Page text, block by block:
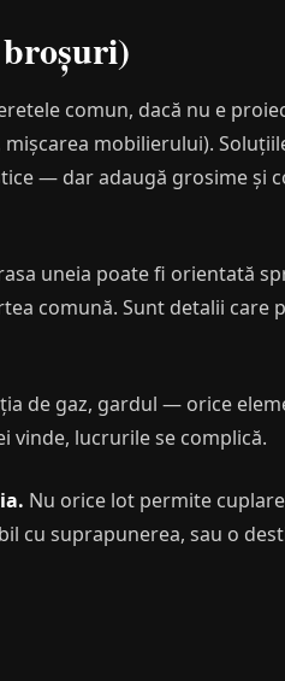
comun, dacă nu e
mobilierului).
— dar adaugă grosime și
uneia poate fi orientată
comună. Sunt detalii care
de gaz, gardul — orice
vinde, lucrurile se complică.
Nu orice lot permite
cu suprapunerea, sau o